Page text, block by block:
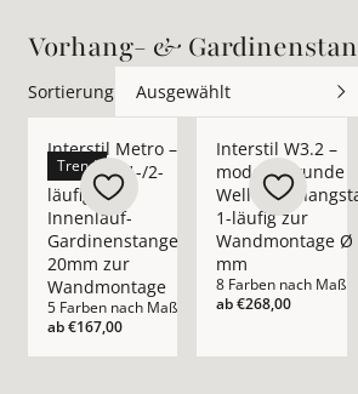
Vorhang- &
Sortierung Ausgewählt
Trend
Interstil Metro –
moderne 1-/2-
läufige
Innenlauf-
Gardinenstange
20mm zur
Wandmontage
5 Farben nach Maß
ab€167,00
Interstil W3.2 –
moderne runde
1-läufig zur
Wandmontage Ø
mm
8 Farben nach Maß
ab€268,00